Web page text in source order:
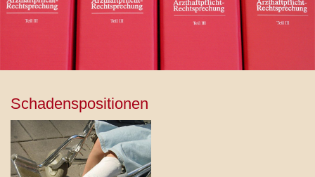
Schadenspositionen